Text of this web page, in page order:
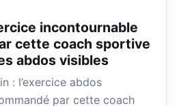
incontournable
cette coach sportive
abdos visibles
: l’exercice abdos
par cette coach